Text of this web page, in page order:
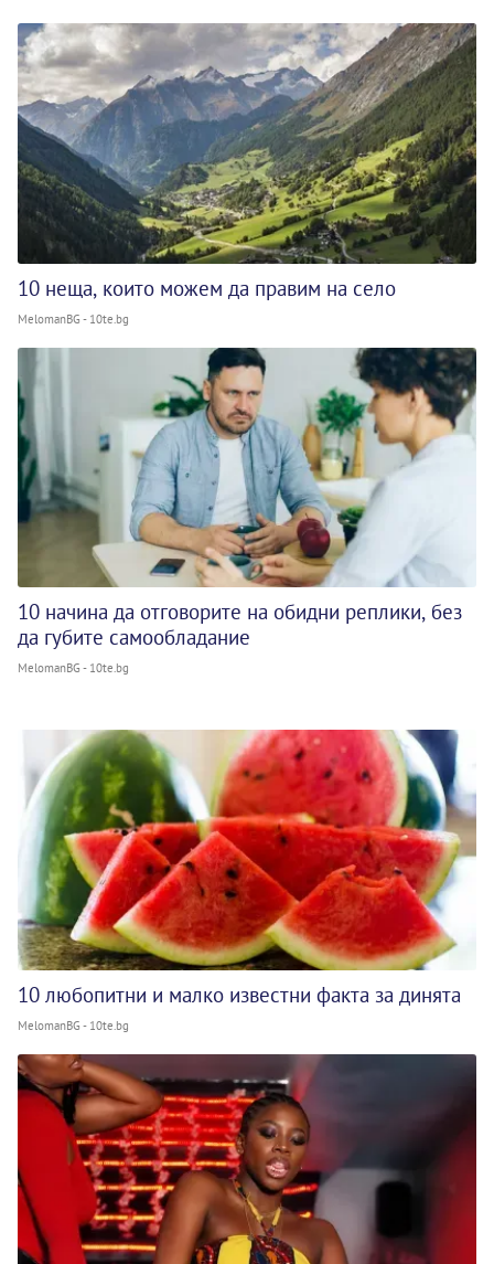
10 неща, които можем да правим на село
MelomanBG - 10te.bg
10 начина да отговорите на обидни реплики, без
да губите самообладание
MelomanBG - 10te.bg
10 любопитни и малко известни факта за динята
MelomanBG - 10te.bg